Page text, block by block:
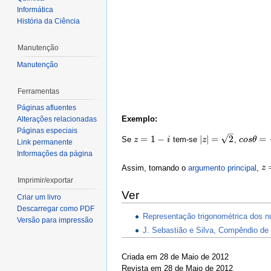
Exemplo:
Se z = 1 − i
z=1 −i tem-se |z| = 2
–
√
z| =2 ,cosθ =
cosθ=12
Assim, tomando o argumento principal z
z=
Ver
Representação trigonométrica dos
J. Sebastião e Silva, Compêndio
Criada em 28 de Maio de 2012
Revista em 28 de Maio de 2012
Informática
História da Ciência
Manutenção
Manutenção
Ferramentas
Páginas afluentes
Alterações relacionadas
Páginas especiais
Link permanente
Informações da página
Imprimir/exportar
Criar um livro
Descarregar como PDF
Versão para impressão